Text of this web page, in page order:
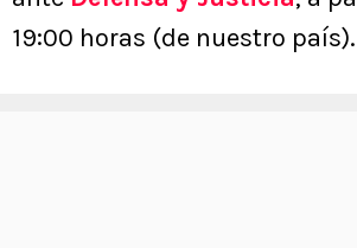
19:00 horas (de nuestro país).